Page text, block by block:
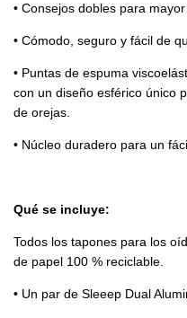
• Consejos dobles para
• Cómodo, seguro y fácil de
• Puntas de espuma
con un diseño esférico único
de orejas.
• Núcleo duradero para un
Qué se incluye:
Todos los tapones para los
de papel 100 % reciclable.
• Un par de Sleeep Dual